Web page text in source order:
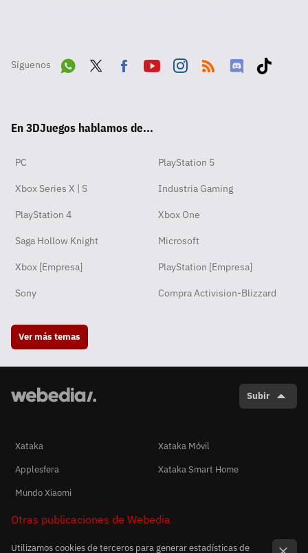
Síguenos
pp
ok
En 3DJuegos hablamos de...
PC PlayStation 5
Xbox Series X | S Industria Gaming
PlayStation 4 Xbox One
Saga Hollow Knight Microsoft
Xbox [Empresa] PlayStation [Empresa]
Sony Compra Activision-Blizzard
Ver más temas
Subir
Xataka
Xataka Móvil
Applesfera
Xataka Smart Home
Mundo Xiaomi
Otras publicaciones de Webedia
Utilizamos cookies de terceros para generar estadísticas de